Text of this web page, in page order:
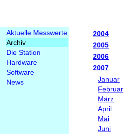
Aktuelle Messwerte
Archiv
Die Station
Hardware
Software
News
2004
2005
2006
2007
Januar
Februar
März
April
Mai
Juni